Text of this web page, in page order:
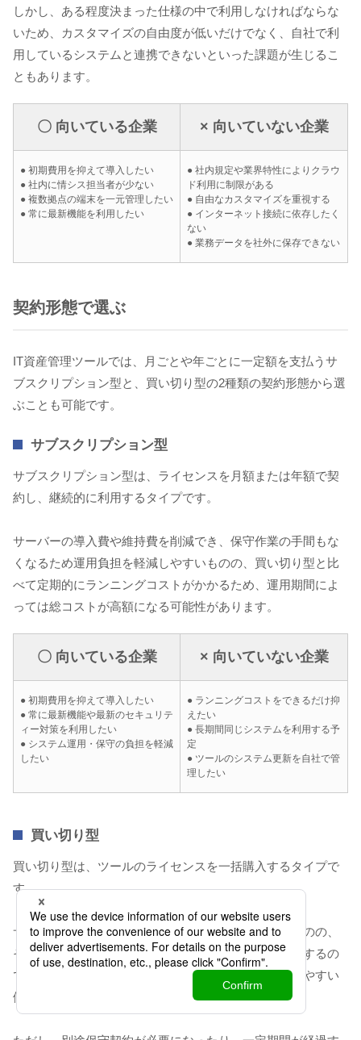
しかし、ある程度決まった仕様の中で利用しなければならな
いため、カスタマイズの自由度が低いだけでなく、自社で利
用しているシステムと連携できないといった課題が生じるこ
ともあります。
〇 向いている企業 × 向いていない企業
● 初期費用を抑えて導入したい
● 社内に情シス担当者が少ない
● 複数拠点の端末を一元管理したい
● 常に最新機能を利用したい
● 社内規定や業界特性によりクラウ
ド利用に制限がある
● 自由なカスタマイズを重視する
● インターネット接続に依存したく
ない
● 業務データを社外に保存できない
契約形態で選ぶ
IT資産管理ツールでは、月ごとや年ごとに一定額を支払うサ
ブスクリプション型と、買い切り型の2種類の契約形態から選
ぶことも可能です。
サブスクリプション型
サブスクリプション型は、ライセンスを月額または年額で契
約し、継続的に利用するタイプです。
サーバーの導入費や維持費を削減でき、保守作業の手間もな
くなるため運用負担を軽減しやすいものの、買い切り型と比
べて定期的にランニングコストがかかるため、運用期間によ
っては総コストが高額になる可能性があります。
〇 向いている企業 × 向いていない企業
● 初期費用を抑えて導入したい
● 常に最新機能や最新のセキュリテ
ィー対策を利用したい
● システム運用・保守の負担を軽減
したい
● ランニングコストをできるだけ抑
えたい
● 長期間同じシステムを利用する予
定
● ツールのシステム更新を自社で管
理したい
買い切り型
買い切り型は、ツールのライセンスを一括購入するタイプで
す。
サブスクリプション型よりも初期費用が高額になるものの、
その後は保守費用のみがランニングコストとして発生するの
で、長期間利用する場合は、最終的な総コストを抑えやすい
傾向があります。